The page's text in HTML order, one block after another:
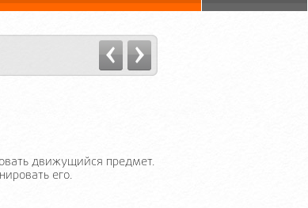
движущийся предмет.
его.